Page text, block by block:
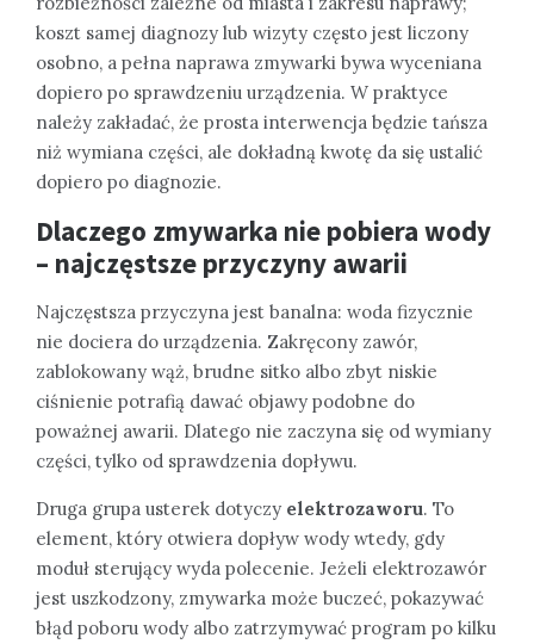
koszt samej diagnozy lub wizyty często jest liczony
osobno, a pełna naprawa zmywarki bywa wyceniana
dopiero po sprawdzeniu urządzenia. W praktyce
należy zakładać, że prosta interwencja będzie tańsza
niż wymiana części, ale dokładną kwotę da się ustalić
dopiero po diagnozie.
Dlaczego zmywarka nie pobiera wody
– najczęstsze przyczyny awarii
Najczęstsza przyczyna jest banalna: woda fizycznie
nie dociera do urządzenia. Zakręcony zawór,
zablokowany wąż, brudne sitko albo zbyt niskie
ciśnienie potrafią dawać objawy podobne do
poważnej awarii. Dlatego nie zaczyna się od wymiany
części, tylko od sprawdzenia dopływu.
Druga grupa usterek dotyczy elektrozaworu. To
element, który otwiera dopływ wody wtedy, gdy
moduł sterujący wyda polecenie. Jeżeli elektrozawór
jest uszkodzony, zmywarka może buczeć, pokazywać
błąd poboru wody albo zatrzymywać program po kilku